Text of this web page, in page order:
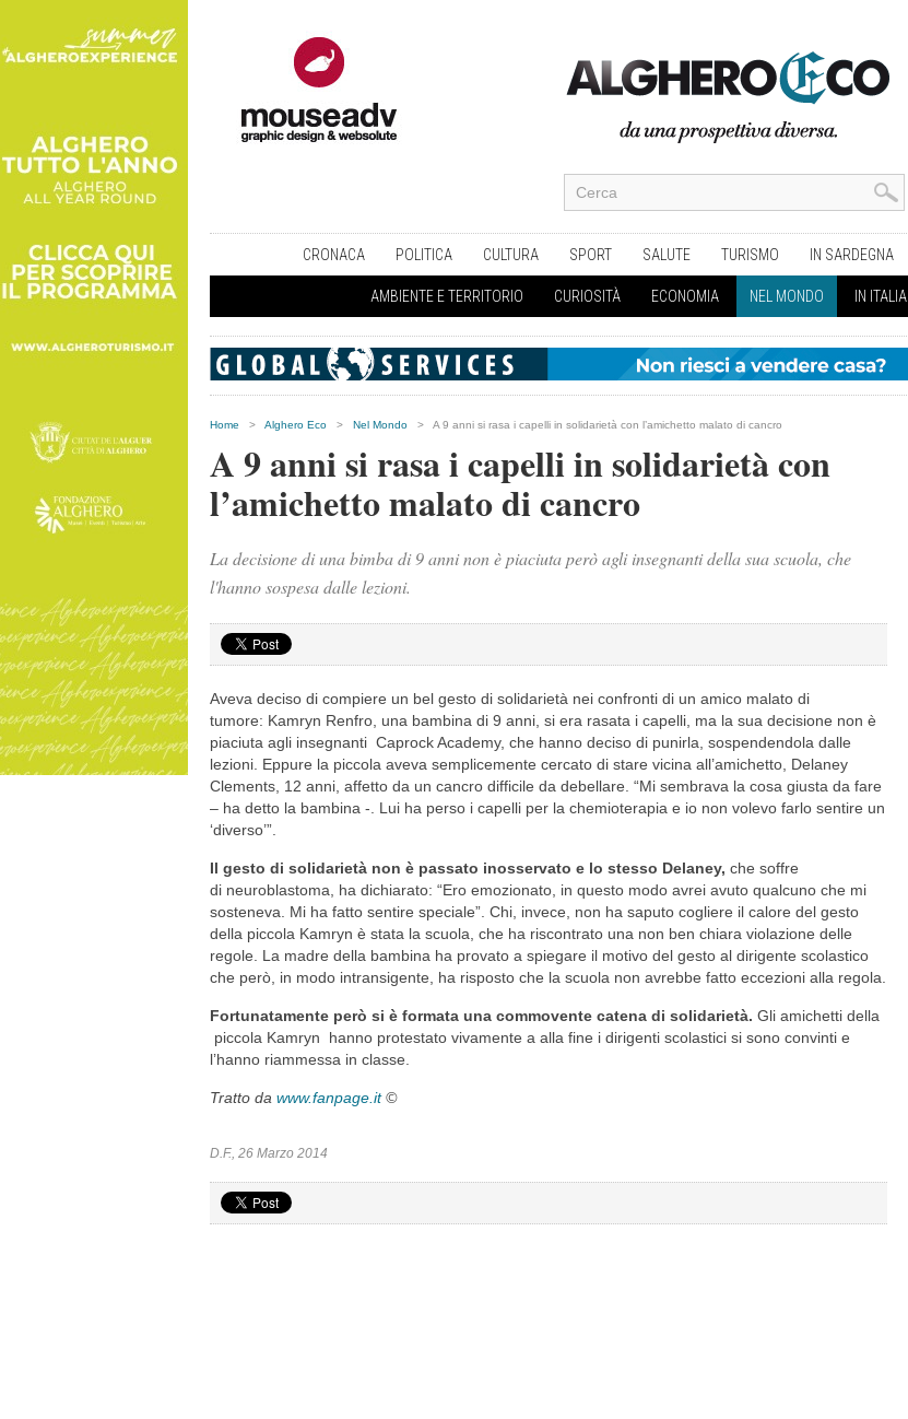
CRONACA POLITICA CULTURA SPORT SALUTE TURISMO IN SARDEGNA
AMBIENTE E TERRITORIO CURIOSITÀ ECONOMIA NEL MONDO IN ITALIA
Home > Alghero Eco > Nel Mondo > A 9 anni si rasa i capelli in solidarietà con l’amichetto malato di cancro
A 9 anni si rasa i capelli in solidarietà con
l’amichetto malato di cancro
La decisione di una bimba di 9 anni non è piaciuta però agli insegnanti della sua scuola, che
l'hanno sospesa dalle lezioni.
Aveva deciso di compiere un bel gesto di solidarietà nei confronti di un amico malato di
tumore: Kamryn Renfro, una bambina di 9 anni, si era rasata i capelli, ma la sua decisione non è
piaciuta agli insegnanti Caprock Academy, che hanno deciso di punirla, sospendendola dalle
lezioni. Eppure la piccola aveva semplicemente cercato di stare vicina all’amichetto, Delaney
Clements, 12 anni, affetto da un cancro difficile da debellare. “Mi sembrava la cosa giusta da fare
– ha detto la bambina -. Lui ha perso i capelli per la chemioterapia e io non volevo farlo sentire un
‘diverso’”.
Il gesto di solidarietà non è passato inosservato e lo stesso Delaney, che soffre
di neuroblastoma, ha dichiarato: “Ero emozionato, in questo modo avrei avuto qualcuno che mi
sosteneva. Mi ha fatto sentire speciale”. Chi, invece, non ha saputo cogliere il calore del gesto
della piccola Kamryn è stata la scuola, che ha riscontrato una non ben chiara violazione delle
regole. La madre della bambina ha provato a spiegare il motivo del gesto al dirigente scolastico
che però, in modo intransigente, ha risposto che la scuola non avrebbe fatto eccezioni alla regola.
Fortunatamente però si è formata una commovente catena di solidarietà. Gli amichetti della
piccola Kamryn hanno protestato vivamente a alla fine i dirigenti scolastici si sono convinti e
l’hanno riammessa in classe.
Tratto da www.fanpage.it©
D.F., 26 Marzo 2014